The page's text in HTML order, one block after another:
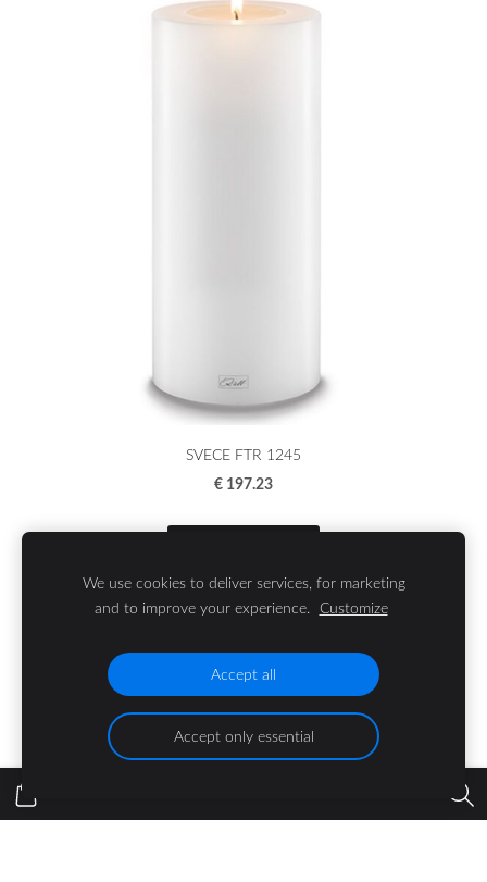
SVECE FTR 1245
€ 197.23
Cookies
We use cookies to deliver services, for marketing
and to improve your experience. Customize
Accept all
Accept only essential